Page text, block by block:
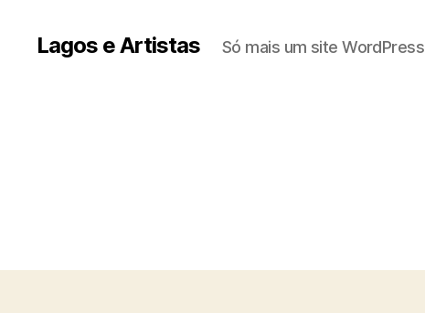
Lagos e Artistas Só mais um site WordPress